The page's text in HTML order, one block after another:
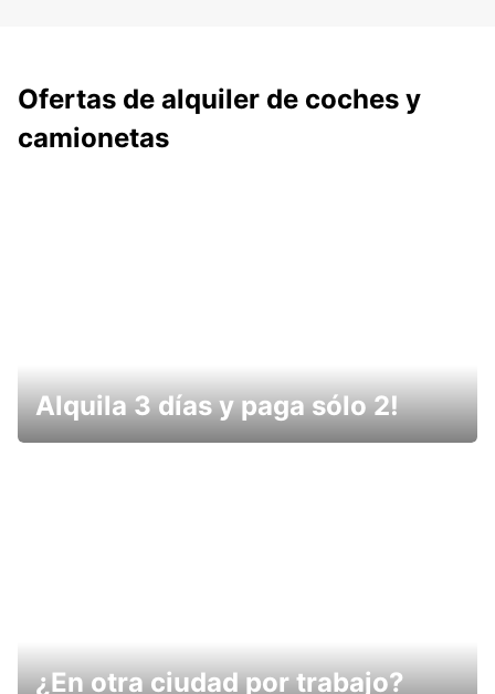
Ofertas de alquiler de coches y
camionetas
Alquila 3 días y paga sólo 2!
¿En otra ciudad por trabajo?